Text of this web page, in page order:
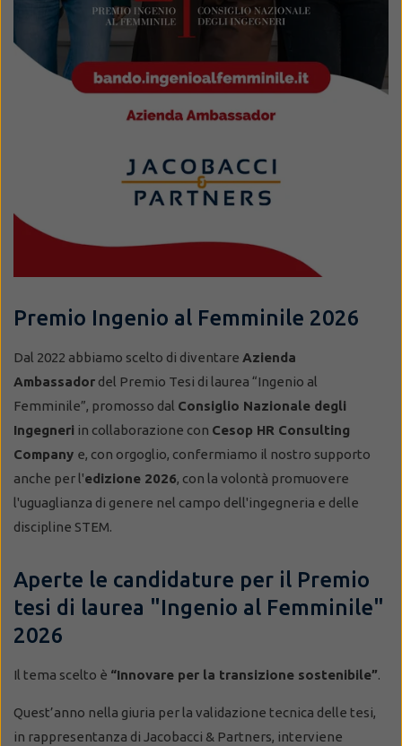
Premio Ingenio al Femminile 2026
Dal 2022 abbiamo scelto di diventare Azienda
Ambassador del Premio Tesi di laurea “Ingenio al
Femminile”, promosso dal Consiglio Nazionale degli
Ingegneri in collaborazione con Cesop HR Consulting
Company e, con orgoglio, confermiamo il nostro supporto
anche per l'edizione 2026, con la volontà promuovere
l'uguaglianza di genere nel campo dell'ingegneria e delle
discipline STEM.
Aperte le candidature per il Premio
tesi di laurea "Ingenio al Femminile"
2026
Il tema scelto è “Innovare per la transizione sostenibile”.
Quest’anno nella giuria per la validazione tecnica delle tesi,
in rappresentanza di Jacobacci & Partners, interviene